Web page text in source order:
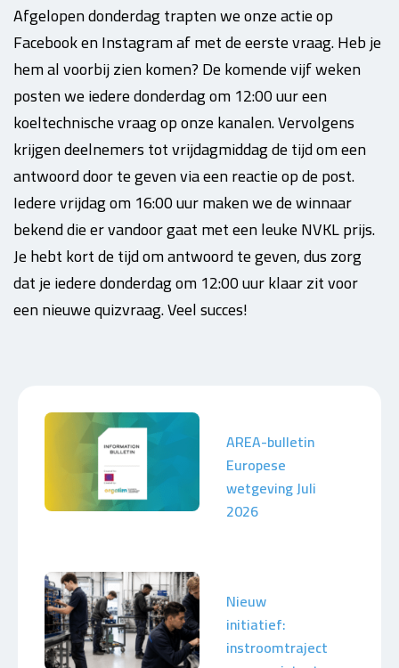
Afgelopen donderdag trapten we onze actie op
Facebook en Instagram af met de eerste vraag. Heb je
hem al voorbij zien komen? De komende vijf weken
posten we iedere donderdag om 12:00 uur een
koeltechnische vraag op onze kanalen. Vervolgens
krijgen deelnemers tot vrijdagmiddag de tijd om een
antwoord door te geven via een reactie op de post.
Iedere vrijdag om 16:00 uur maken we de winnaar
bekend die er vandoor gaat met een leuke NVKL prijs.
Je hebt kort de tijd om antwoord te geven, dus zorg
dat je iedere donderdag om 12:00 uur klaar zit voor
een nieuwe quizvraag. Veel succes!
AREA-bulletin
Europese
wetgeving Juli
2026
Nieuw
initiatief:
instroomtraject